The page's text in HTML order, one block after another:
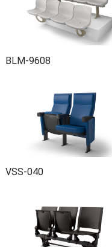
BLM-9608
VSS-040